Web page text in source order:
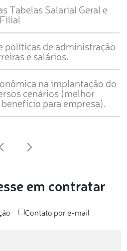
Tabelas Salarial Geral e
políticas de administração
e salários.
na implantação do
cenários (melhor
para empresa).
em contratar
Contato por e-mail